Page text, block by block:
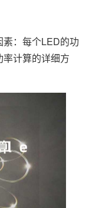
：每个LED的功
计算的详细方